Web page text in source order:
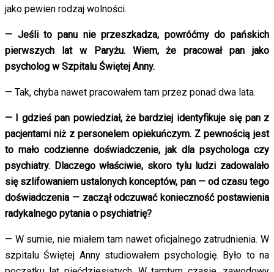
jako pewien rodzaj wolności.
— Jeśli to panu nie przeszkadza, powróćmy do pańskich
pierwszych lat w Paryżu. Wiem, że pracował pan jako
psycholog w Szpitalu Świętej Anny.
— Tak, chyba nawet pracowałem tam przez ponad dwa lata.
— I gdzieś pan powiedział, że bardziej identyfikuje się pan z
pacjentami niż z personelem opiekuńczym. Z pewnością jest
to mało codzienne doświadczenie, jak dla psychologa czy
psychiatry. Dlaczego właściwie, skoro tylu ludzi zadowalało
się szlifowaniem ustalonych konceptów, pan — od czasu tego
doświadczenia — zaczął odczuwać konieczność postawienia
radykalnego pytania o psychiatrię?
— W sumie, nie miałem tam nawet oficjalnego zatrudnienia. W
szpitalu Świętej Anny studiowałem psychologię. Było to na